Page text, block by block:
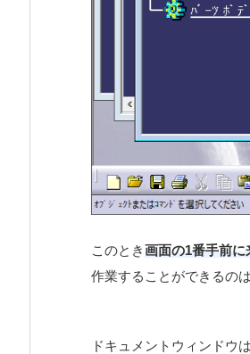
このとき画面の1番手前
作業することができるの
ドキュメントウィンドウ